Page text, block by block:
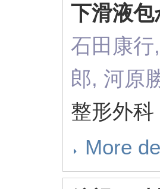
下滑液
石田康
郎, 河原
整形外
More